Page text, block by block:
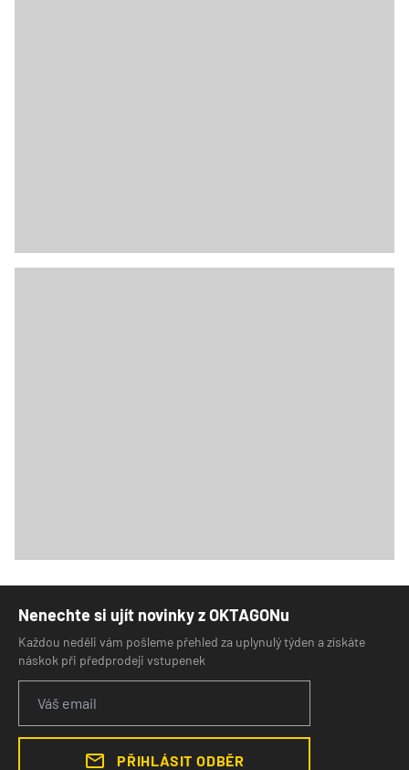
Nenechte si ujít novinky z OKTAGONu
Každou neděli vám pošleme přehled za uplynulý týden a získáte
náskok při předprodeji vstupenek
PŘIHLÁSIT ODBĚR